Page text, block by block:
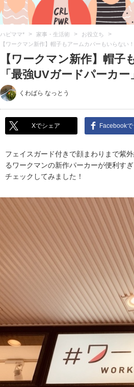
ハピママ* > 家事・生活術 > お役立ち >
【ワークマン新作】帽子もアームカバーもいらない
【ワークマン新作】帽
「最強UVガードパーカ
くわばら なっとう
Xでシェア Facebook
フェイスガード付きで顔まわりまで紫
るワークマンの新作パーカーが便利す
チェックしてみました！